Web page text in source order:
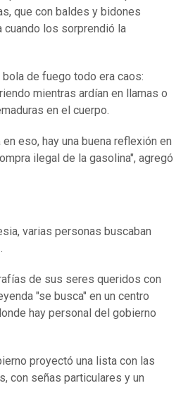
que con baldes y bidones
cuando los sorprendió la
bola de fuego todo era caos:
mientras ardían en llamas o
en el cuerpo.
eso, hay una buena reflexión en
ilegal de la gasolina", agregó
varias personas buscaban
de sus seres queridos con
"se busca" en un centro
hay personal del gobierno
proyectó una lista con las
con señas particulares y un